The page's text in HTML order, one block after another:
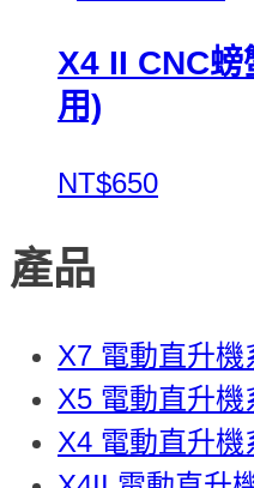
X4 II CNC
用)
NT$650
產品
X7 電動直升機
X5 電動直升機
X4 電動直升機